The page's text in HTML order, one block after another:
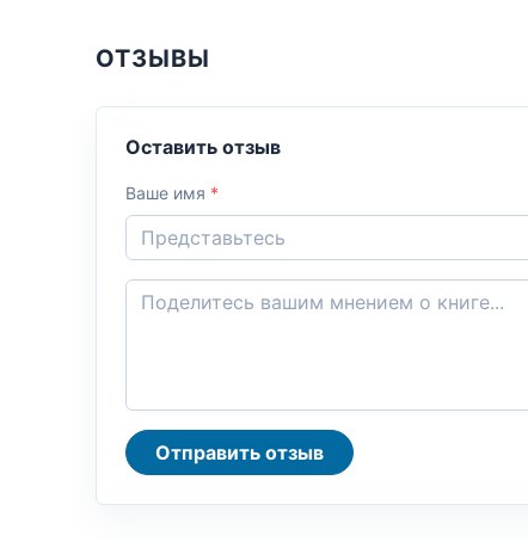
ОТЗЫВЫ
Оставить отзыв
Ваше имя *
Отправить отзыв